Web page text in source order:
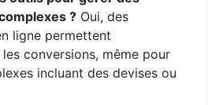
? Oui, des
ligne permettent
les conversions, même pour
incluant des devises ou